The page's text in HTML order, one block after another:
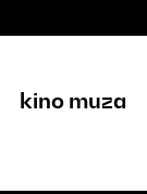
kino muza